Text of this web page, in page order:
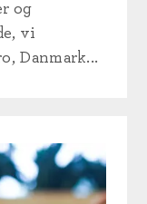
og
vi
Danmark...